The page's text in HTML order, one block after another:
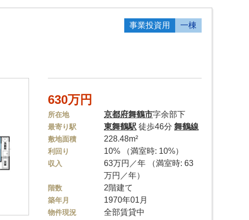
事業投資用 一棟
630万円
所在地 京都府舞鶴市字余部下
最寄り駅 東舞鶴駅 徒歩46分舞鶴線
敷地面積 228.48m²
利回り 10% （満室時: 10%）
収入
63万円／年 （満室時: 63
万円／年）
階数 2階建て
築年月 1970年01月
物件現況 全部賃貸中